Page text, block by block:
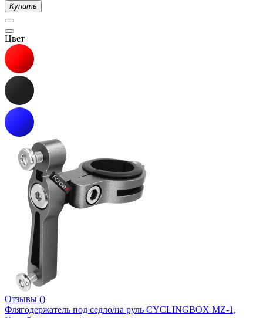
Купить
Цвет
Отзывы ()
Флягодержатель под седло/на руль CYCLINGBOX MZ-1,